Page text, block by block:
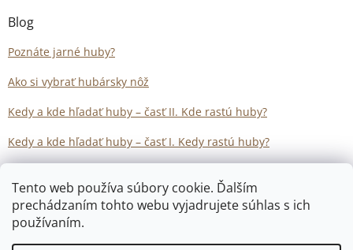
Tento web používa súbory cookie. Ďalším
prechádzaním tohto webu vyjadrujete súhlas s ich
používaním.
Blog
Poznáte jarné huby?
Ako si vybrať hubársky nôž
Kedy a kde hľadať huby – časť II. Kde rastú huby?
Kedy a kde hľadať huby – časť I. Kedy rastú huby?